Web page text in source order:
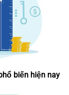
biến hiện nay